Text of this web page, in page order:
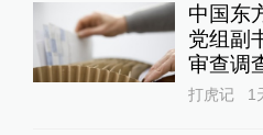
中国东
党组副
审查调
打虎记 1